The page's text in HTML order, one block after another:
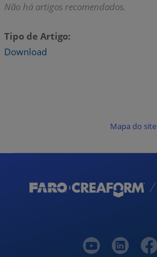
Não há artigos recomendados.
Tipo de Artigo
Download
Mapa do site